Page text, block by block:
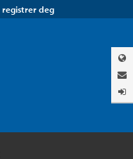
registrer deg